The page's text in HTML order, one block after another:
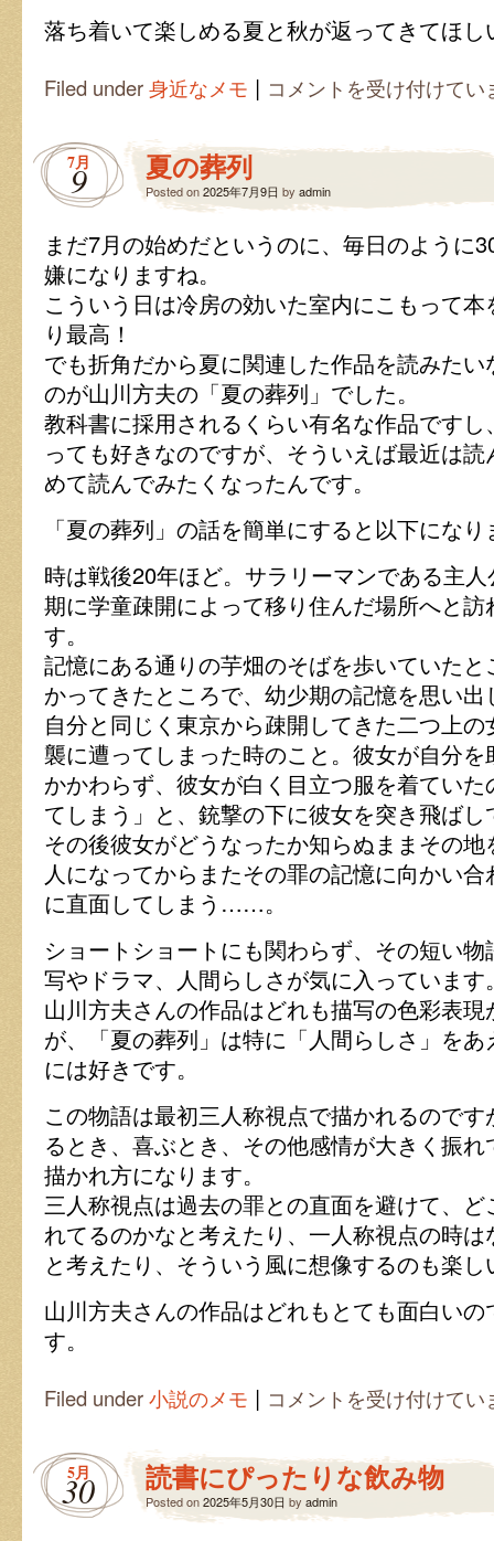
落ち着いて楽しめる夏と秋が返ってきてほし
Filed under身近なメモ |
危
険
コメントを受け付けてい
7月
9 夏の葬列
Posted on2025年7月9日 by admin
まだ7月の始めだというのに、毎日のように
嫌になりますね。
こういう日は冷房の効いた室内にこもって
り最高！
でも折角だから夏に関連した作品を読みた
のが山川方夫の「夏の葬列」でした。
教科書に採用されるくらい有名な作品です
っても好きなのですが、そういえば最近は
めて読んでみたくなったんです。
「夏の葬列」の話を簡単にすると以下になり
時は戦後20年ほど。サラリーマンである主
期に学童疎開によって移り住んだ場所へと
す。
記憶にある通りの芋畑のそばを歩いていた
かってきたところで、幼少期の記憶を思い出
自分と同じく東京から疎開してきた二つ上
襲に遭ってしまった時のこと。彼女が自分
かかわらず、彼女が白く目立つ服を着てい
てしまう」と、銃撃の下に彼女を突き飛ば
その後彼女がどうなったか知らぬままその
人になってからまたその罪の記憶に向かい
に直面してしまう……。
ショートショートにも関わらず、その短い
写やドラマ、人間らしさが気に入っています
山川方夫さんの作品はどれも描写の色彩表
が、「夏の葬列」は特に「人間らしさ」を
には好きです。
この物語は最初三人称視点で描かれるので
るとき、喜ぶとき、その他感情が大きく振
描かれ方になります。
三人称視点は過去の罪との直面を避けて、
れてるのかなと考えたり、一人称視点の時
と考えたり、そういう風に想像するのも楽し
山川方夫さんの作品はどれもとても面白い
す。
Filed under小説のメモ |
夏
の
コメントを受け付けてい
5月
30 読書にぴったりな飲み物
Posted on2025年5月30日 by admin